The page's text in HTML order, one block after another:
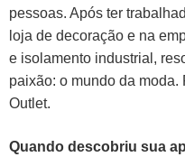
pessoas. Após ter
loja de decoração e na
e isolamento industrial,
paixão: o mundo da
Outlet.
Quando descobriu sua